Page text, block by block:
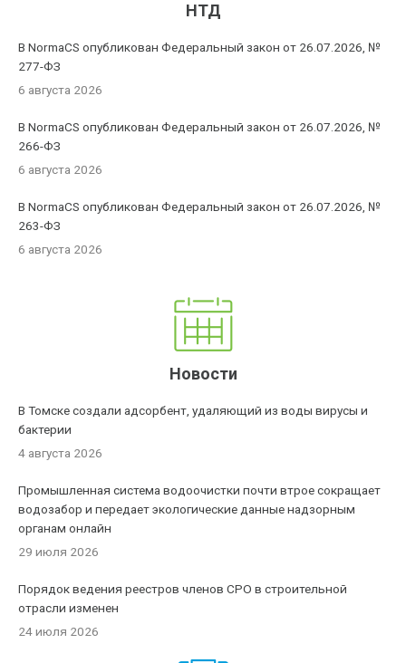
НТД
В NormaCS опубликован Федеральный закон от 26.07.2026, №
277-ФЗ
6 августа 2026
В NormaCS опубликован Федеральный закон от 26.07.2026, №
266-ФЗ
6 августа 2026
В NormaCS опубликован Федеральный закон от 26.07.2026, №
263-ФЗ
6 августа 2026
Новости
В Томске создали адсорбент, удаляющий из воды вирусы и
бактерии
4 августа 2026
Промышленная система водоочистки почти втрое сокращает
водозабор и передает экологические данные надзорным
органам онлайн
29 июля 2026
Порядок ведения реестров членов СРО в строительной
отрасли изменен
24 июля 2026